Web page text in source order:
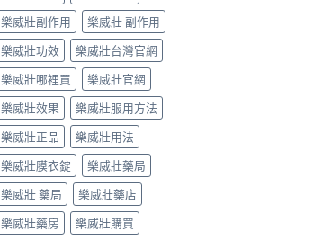
樂威壯副作用
樂威壯 副作用
樂威壯功效
樂威壯台灣官網
樂威壯哪裡買
樂威壯官網
樂威壯效果
樂威壯服用方法
樂威壯正品
樂威壯用法
樂威壯膜衣錠
樂威壯藥局
樂威壯 藥局
樂威壯藥店
樂威壯藥房
樂威壯購買